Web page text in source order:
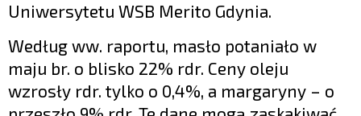
Uniwersytetu WSB Merito Gdynia.
Według ww. raportu, masło potaniało w
maju br. o blisko 22% rdr. Ceny oleju
wzrosły rdr. tylko o 0,4%, a margaryny – o